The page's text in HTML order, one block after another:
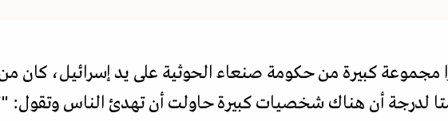
كبيرة من حكومة صنعاء الحوثية على يد إسرائيل، كان من
لدرجة أن هناك شخصيات كبيرة حاولت أن تهدئ الناس وتقول: